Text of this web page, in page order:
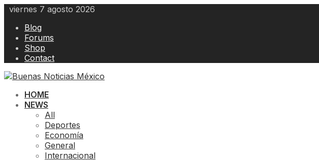
Skip
content
viernes 7 agosto 2026
Blog
Forums
Shop
Contact
HOME
NEWS
All
Deportes
Economía
General
Internacional